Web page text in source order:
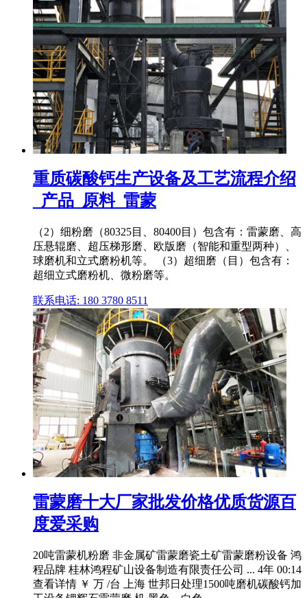
重质碳酸钙生产设备及工艺流程介绍
_产品_原料_雷蒙
（2）细粉磨（80325目、80400目）包含有：雷蒙磨、高
压悬辊磨、超压梯形磨、欧版磨（智能和重型两种）、
球磨机和立式磨粉机等。 （3）超细磨（目）包含有：
超细立式磨粉机、微粉磨等。
联系电话: 180 3780 8511
雷蒙磨十大厂家批发价格优质货源百
度爱采购
20吨雷蒙机粉磨 非金属矿雷蒙磨瓷土矿雷蒙磨粉设备 鸿
程品牌 桂林鸿程矿山设备制造有限责任公司 ... 4年 00:14
查看详情 ￥ 万 /台 上海 世邦日处理1500吨磨机碳酸钙加